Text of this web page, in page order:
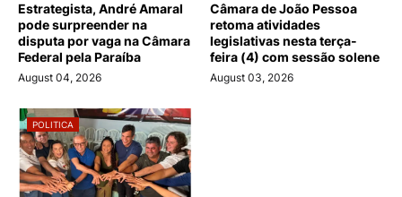
Estrategista, André Amaral
pode surpreender na
disputa por vaga na Câmara
Federal pela Paraíba
August 04, 2026
Câmara de João Pessoa
retoma atividades
legislativas nesta terça-
feira (4) com sessão solene
August 03, 2026
POLITICA